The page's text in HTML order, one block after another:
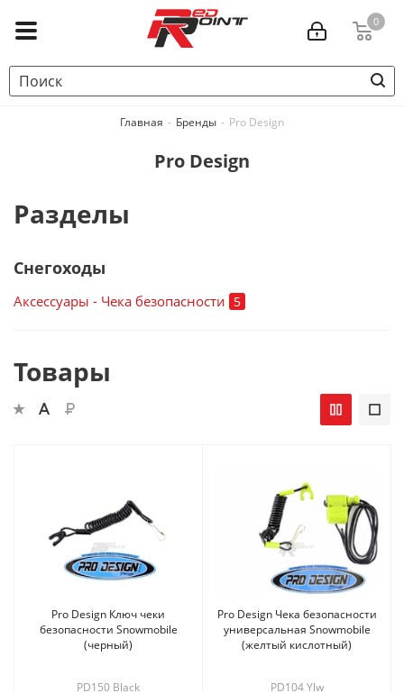
0
Главная - Бренды - Pro Design
Pro Design
Разделы
Снегоходы
Аксессуары - Чека безопасности 5
Товары
Pro Design Ключ чеки
безопасности Snowmobile
(черный)
PD150 Black
Pro Design Чека безопасности
универсальная Snowmobile
(желтый кислотный)
PD104 Ylw